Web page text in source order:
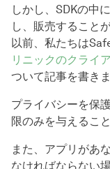
しかし、SDKの中
し、販売すること
以前、私たちは
リニックのクライ
ついて記事を書きま
プライバシーを保
限のみを与えること
また、アプリがあ
なければならない